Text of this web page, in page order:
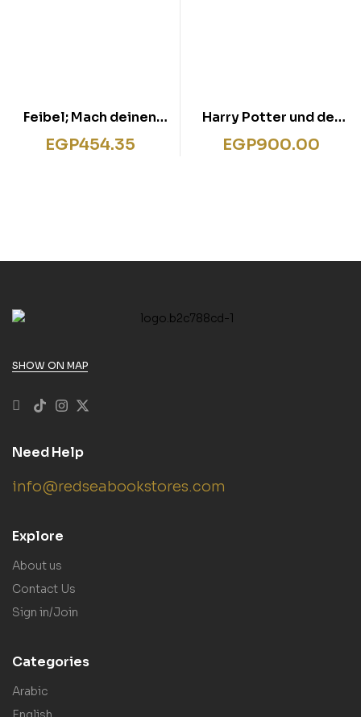
Feibel; Mach deinen
Medienführerschein
EGP454.35
Harry Potter und der
Gefangene von
EGP900.00
SHOW ON MAP
Need Help
info@redseabookstores.com
Explore
About us
Contact Us
Sign in/Join
Categories
Arabic